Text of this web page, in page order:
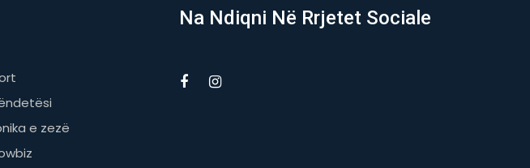
e zezë
Na Ndiqni Në Rrjetet Sociale